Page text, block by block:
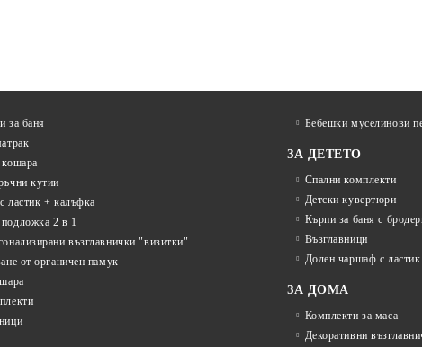
за баня
кутии
ластик + калъфка
2 в 1
възглавнички "визитки"
от органичен памук
Бебешки муселинови
ЗА ДЕТЕТО
Спални комплекти
Детски кувертюри
Кърпи за баня с
Възглавници
Долен чаршаф с ластик
ЗА ДОМА
Комплекти за маса
Декоративни